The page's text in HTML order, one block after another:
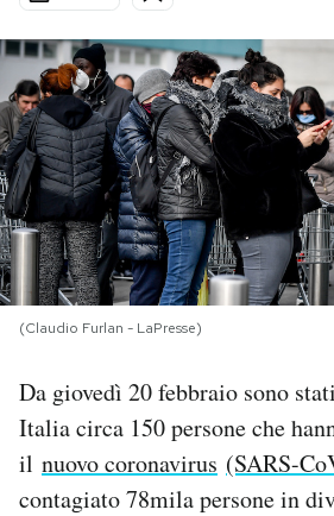
Economia
Sport
PODCAST
NEWSLETTER
I MIEI PREFERITI
SHOP
CALENDARIO
(Claudio Furlan - LaPresse)
Da giovedì 20 febbraio sono
Italia circa 150 persone che
il nuovo coronavirus (SARS-
contagiato 78mila persone in